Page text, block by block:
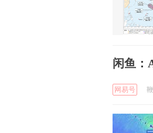
闲鱼：
网易号